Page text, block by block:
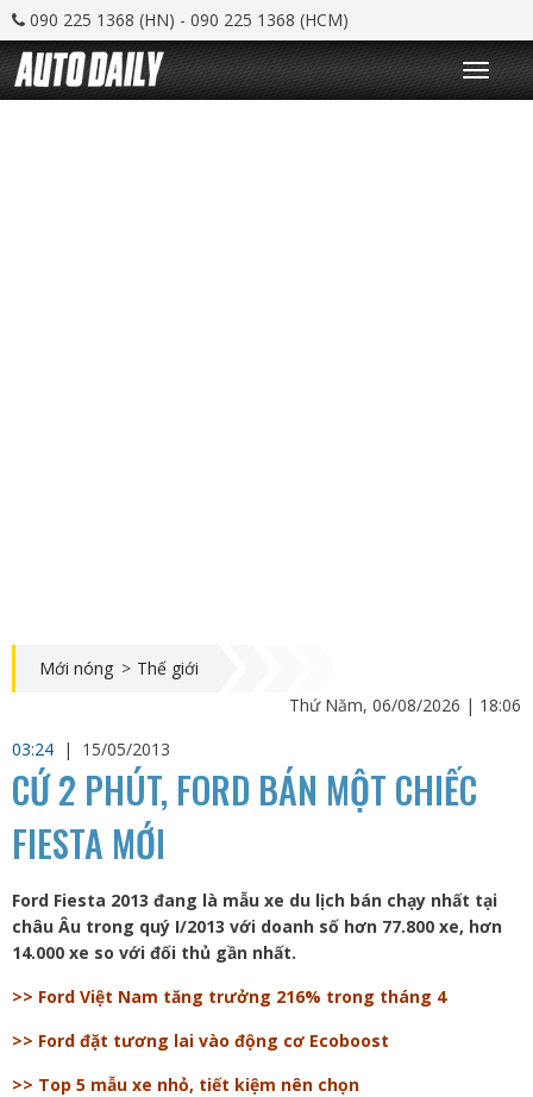
090 225 1368 (HN) - 090 225 1368 (HCM)
T
o
g
Mới nóng > Thế giới
Thứ Năm, 06/08/2026 | 18:06
03:24 | 15/05/2013
CỨ 2 PHÚT, FORD BÁN MỘT CHIẾC
FIESTA MỚI
Ford Fiesta 2013 đang là mẫu xe du lịch bán chạy nhất tại
châu Âu trong quý I/2013 với doanh số hơn 77.800 xe, hơn
14.000 xe so với đối thủ gần nhất.
>> Ford Việt Nam tăng trưởng 216% trong tháng 4
>> Ford đặt tương lai vào động cơ Ecoboost
>> Top 5 mẫu xe nhỏ, tiết kiệm nên chọn